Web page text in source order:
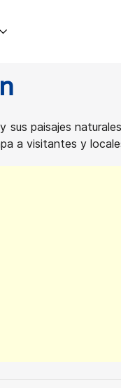
paisajes
a visitantes y